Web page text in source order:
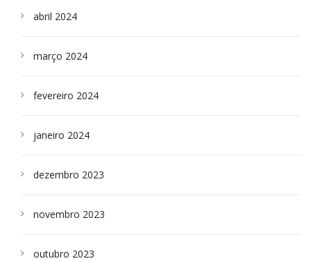
abril 2024
março 2024
fevereiro 2024
janeiro 2024
dezembro 2023
novembro 2023
outubro 2023